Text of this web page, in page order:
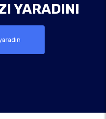
YARADIN!